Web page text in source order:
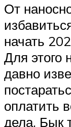
От
начать
Для этого
давно
оплатить
дела, Бык